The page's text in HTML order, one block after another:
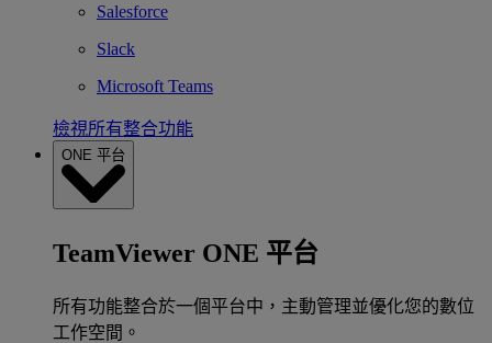
Salesforce
Slack
Microsoft Teams
檢視所有整合功能
ONE 平台
TeamViewer ONE 平台
所有功能整合於一個平台中，主動管理並優化您的數位
工作空間。